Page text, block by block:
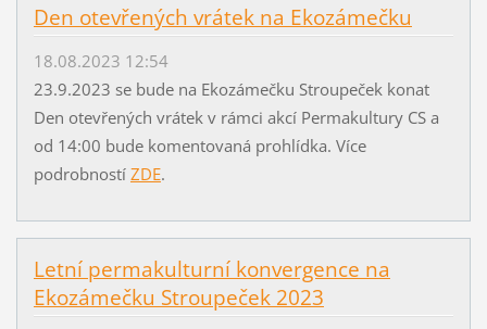
Den otevřených vrátek na Ekozámečku
18.08.2023 12:54
23.9.2023 se bude na Ekozámečku Stroupeček konat
Den otevřených vrátek v rámci akcí Permakultury CS a
od 14:00 bude komentovaná prohlídka. Více
podrobností ZDE.
Letní permakulturní konvergence na
Ekozámečku Stroupeček 2023